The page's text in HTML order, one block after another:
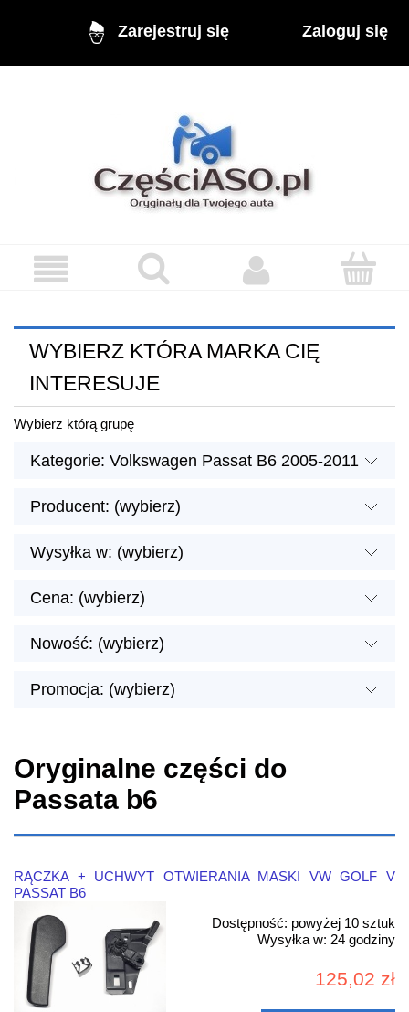
Zarejestruj się Zaloguj się
WYBIERZ KTÓRA MARKA CIĘ
INTERESUJE
Wybierz którą grupę
Kategorie: Volkswagen Passat B6 2005-2011
Producent: (wybierz)
Wysyłka w: (wybierz)
Cena: (wybierz)
Nowość: (wybierz)
Promocja: (wybierz)
Oryginalne części do
Passata b6
RĄCZKA + UCHWYT OTWIERANIA MASKI VW GOLF V
PASSAT B6
Dostępność: powyżej 10 sztuk
Wysyłka w: 24 godziny
125,02 zł